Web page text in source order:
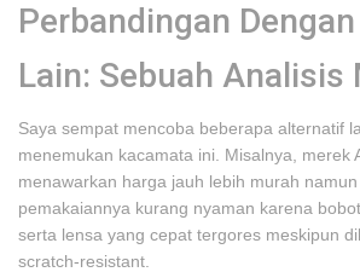
Perbandingan
Lain: Sebuah Analisis
Saya sempat mencoba beberapa alternatif
menemukan kacamata ini. Misalnya, merek
menawarkan harga jauh lebih murah
pemakaiannya kurang nyaman karena
serta lensa yang cepat tergores meskipun
scratch-resistant.